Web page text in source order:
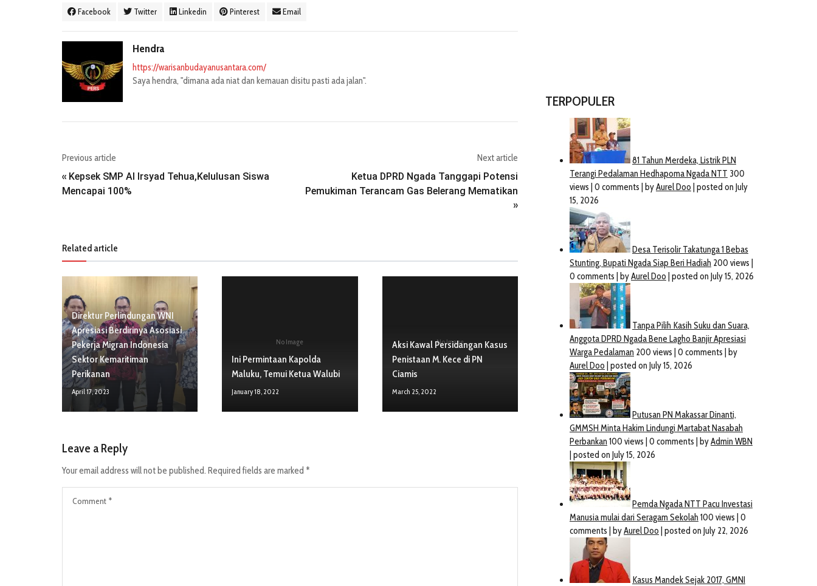
Facebook Twitter Linkedin Pinterest Email
Hendra
https://warisanbudayanusantara.com/
Saya hendra, "dimana ada niat dan kemauan disitu pasti ada jalan".
Previous article
« Kepsek SMP Al Irsyad Tehua,Kelulusan Siswa
Mencapai 100%
Next article
Ketua DPRD Ngada Tanggapi Potensi
Pemukiman Terancam Gas Belerang Mematikan
»
Related article
Direktur Perlindungan WNI
Apresiasi Berdirinya Asosiasi
Pekerja Migran Indonesia
Sektor Kemaritiman
Perikanan
April 17, 2023
No Image
Ini Permintaan Kapolda
Maluku, Temui Ketua Walubi
January 18, 2022
No Image
Aksi Kawal Persidangan Kasus
Penistaan M. Kece di PN
Ciamis
March 25, 2022
Polresta Cirebon Resmikan
KWT Hijau Daun Cirebon
Girang
June 19, 2025
Ganas Band Kabupaten
Ngada Dengungkan Nada
Leave a Reply
Your email address will not be published. Required fields are marked *
TERPOPULER